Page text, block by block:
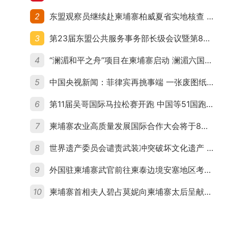
2 东盟观察员继续赴柬埔寨柏威夏省实地核查 走访遭袭柬埔寨平民村庄
3 第23届东盟公共服务事务部长级会议暨第8届东盟与中日韩公共服务事务部长级会议在柬埔寨暹粒开幕
4 “澜湄和平之舟”项目在柬埔寨启动 澜湄六国青年共话和平与发展
5 中国央视新闻：菲律宾再挑事端 一张废图纸划不走中国黄岩岛
6 第11届吴哥国际马拉松赛开跑 中国等51国跑者齐聚暹粒
7 柬埔寨农业高质量发展国际合作大会将于8月20日举行
8 世界遗产委员会谴责武装冲突破坏文化遗产 柬埔寨呼吁依法追责并加强国际合作
9 外国驻柬埔寨武官前往柬泰边境安塞地区考察 柬方介绍“危险握手”事件及边境情况
10 柬埔寨首相夫人碧占莫妮向柬埔寨太后呈献世界女童军“卓越领袖奖”